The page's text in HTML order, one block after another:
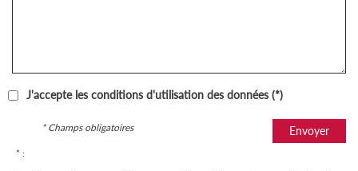
J'accepte les conditions d'utilisation des données (*)
Envoyer
* Champs obligatoires
* :